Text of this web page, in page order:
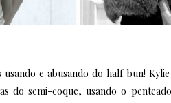
e abusando do half bun!
do semi-coque, usando o